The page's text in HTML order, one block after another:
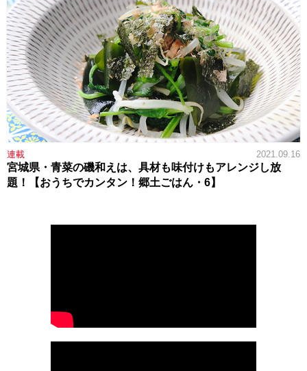
連載 2021.09.16
宮城県・青菜の磯和えは、具材も味付けもアレンジし放
題！【おうちでカンタン！郷土ごはん・6】